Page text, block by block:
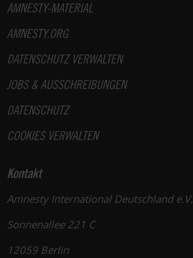
AMNESTY-MATERIAL
AMNESTY.ORG
DATENSCHUTZ VERWALTEN
JOBS & AUSSCHREIBUNGEN
DATENSCHUTZ
COOKIES VERWALTEN
Kontakt
Amnesty International Deutschland e.V.
Sonnenallee 221 C
12059 Berlin